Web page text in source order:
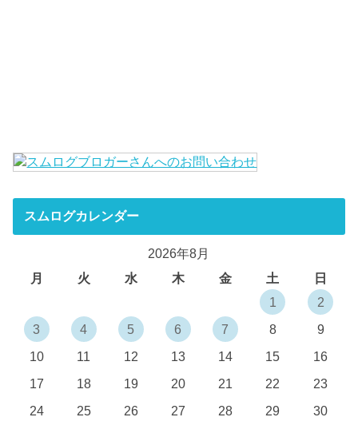
スムログカレンダー
2026年8月
月
火 水 木 金 土
日
1
2
3
4 5 6 7 8
9
10
11 12 13 14 15
16
17
18 19 20 21 22
23
24
25 26 27 28 29
30